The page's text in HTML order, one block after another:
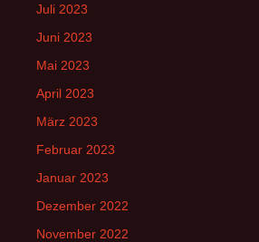
Juli 2023
Juni 2023
Mai 2023
April 2023
März 2023
Februar 2023
Januar 2023
Dezember 2022
November 2022